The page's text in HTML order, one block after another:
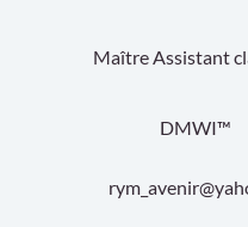
Maître Assistant
DMWI™